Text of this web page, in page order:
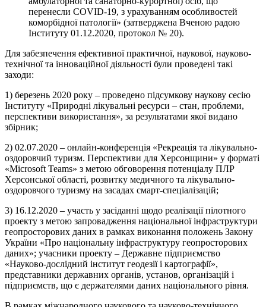
перенесли COVID-19, з урахуванням особливостей
коморбідної патології» (затверджена Вченою радою
Інституту 01.12.2020, протокол № 20).
Для забезпечення ефективної практичної, наукової, науково-
технічної та інноваційної діяльності були проведені такі
заходи:
1) березень 2020 року – проведено підсумкову наукову сесію
Інституту «Природні лікувальні ресурси – стан, проблеми,
перспективи використання», за результатами якої видано
збірник;
2) 02.07.2020 – онлайн-конференція «Рекреація та лікувально-
оздоровчий туризм. Перспективи для Херсонщини» у форматі
«Microsoft Teams» з метою обговорення потенціалу ПЛР
Херсонської області, розвитку медичного та лікувально-
оздоровчого туризму на засадах смарт-спеціалізацій;
3) 16.12.2020 – участь у засіданні щодо реалізації пілотного
проекту з метою запровадження національної інфраструктури
геопросторових даних в рамках виконання положень Закону
України «Про національну інфраструктуру геопросторових
даних»; учасники проекту – Державне підприємство
«Науково-дослідний інститут геодезії і картографії»,
представники державних органів, установ, організацій і
підприємств, що є держателями даних національного рівня.